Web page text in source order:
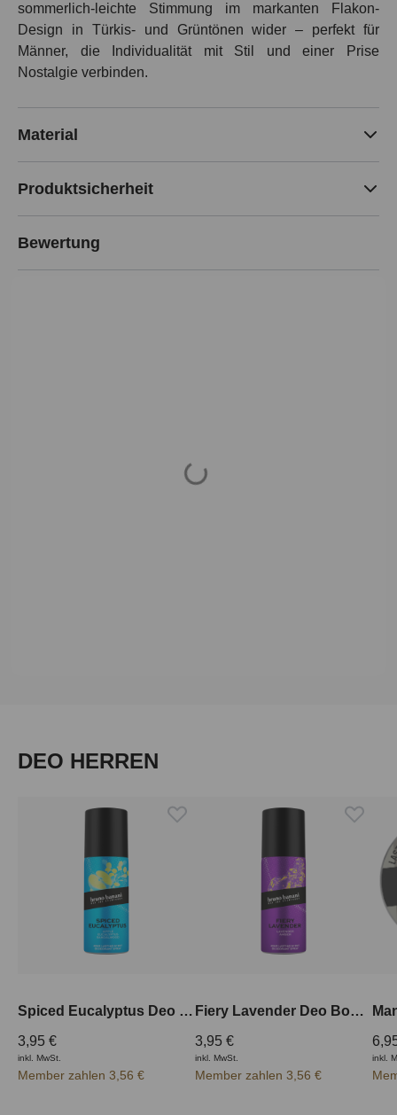
sommerlich-leichte Stimmung im markanten Flakon-
Design in Türkis- und Grüntönen wider – perfekt für
Männer, die Individualität mit Stil und einer Prise
Nostalgie verbinden.
Material
Produktsicherheit
Bewertung
Loading...
Produktgalerie überspringen
DEO HERREN
Spiced Eucalyptus Deo Spray 150 ml
3,95 €
inkl. MwSt.
Member zahlen 3,56 €
Fiery Lavender Deo Body Spray 150 ml
3,95 €
inkl. MwSt.
Member zahlen 3,56 €
inkl.